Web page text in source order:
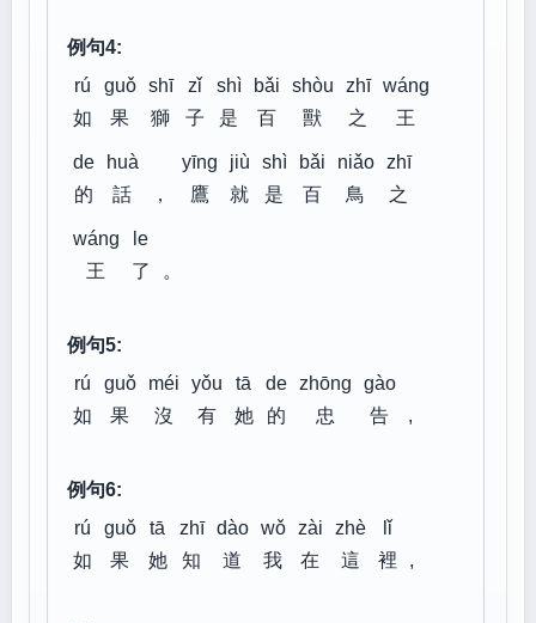
例句4:
rú
如
guǒ
果
shī
獅
zǐ
子
shì
是
bǎi
百
shòu
獸
zhī
之
wáng
王
de
的
huà
話
，
yīng
鷹
jiù
就
shì
是
bǎi
百
niǎo
鳥
zhī
之
wáng
王
le
了
。
例句5:
rú
如
guǒ
果
méi
沒
yǒu
有
tā
她
de
的
zhōng
忠
gào
告
,
例句6:
rú
如
guǒ
果
tā
她
zhī
知
dào
道
wǒ
我
zài
在
zhè
這
lǐ
裡
,